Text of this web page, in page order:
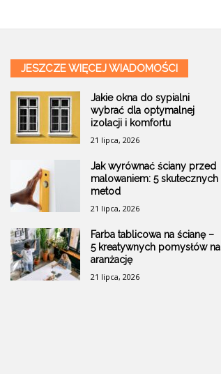
JESZCZE WIĘCEJ WIADOMOŚCI
Jakie okna do sypialni
wybrać dla optymalnej
izolacji i komfortu
21 lipca, 2026
Jak wyrównać ściany przed
malowaniem: 5 skutecznych
metod
21 lipca, 2026
Farba tablicowa na ścianę –
5 kreatywnych pomysłów na
aranżację
21 lipca, 2026